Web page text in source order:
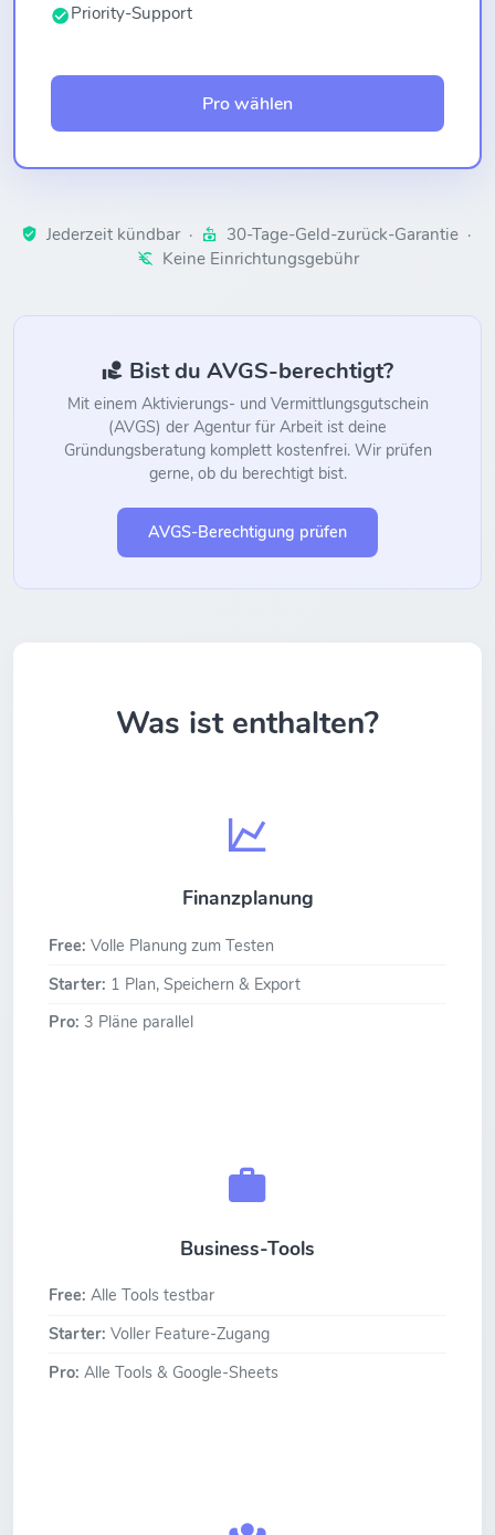
Priority-Support
Pro wählen
Jederzeit kündbar ·
30-Tage-Geld-zurück-Garantie ·
Keine Einrichtungsgebühr
Bist du AVGS-berechtigt?
Mit einem Aktivierungs- und Vermittlungsgutschein
(AVGS) der Agentur für Arbeit ist deine
Gründungsberatung komplett kostenfrei. Wir prüfen
gerne, ob du berechtigt bist.
AVGS-Berechtigung prüfen
Was ist enthalten?
Finanzplanung
Free: Volle Planung zum Testen
Starter: 1 Plan, Speichern & Export
Pro: 3 Pläne parallel
Business-Tools
Free: Alle Tools testbar
Starter: Voller Feature-Zugang
Pro: Alle Tools & Google-Sheets